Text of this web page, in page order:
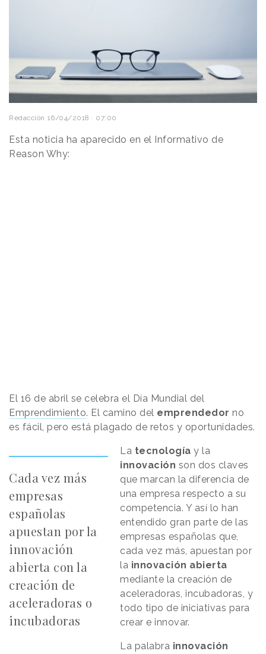
Redacción 16/04/2018 · 07:00
Esta noticia ha aparecido en el Informativo de
Reason Why:
El 16 de abril se celebra el Día Mundial del
Emprendimiento. El camino del emprendedor no
es fácil, pero está plagado de retos y oportunidades.
Cada vez más
empresas
españolas
apuestan por la
innovación
abierta con la
creación de
aceleradoras o
incubadoras
La tecnología y la
innovación son dos claves
que marcan la diferencia de
una empresa respecto a su
competencia. Y así lo han
entendido gran parte de las
empresas españolas que,
cada vez más, apuestan por
la innovación abierta
mediante la creación de
aceleradoras, incubadoras, y
todo tipo de iniciativas para
crear e innovar.
La palabra innovación